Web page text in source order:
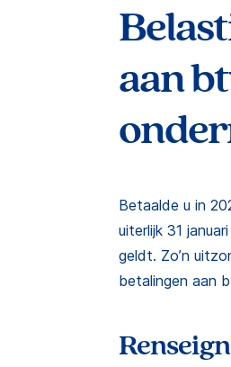
aan
Betaalde u in
uiterlijk 31
geldt. Zo’n
betalingen aan